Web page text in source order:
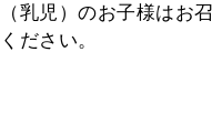
（乳児）のお子様はお
ください。